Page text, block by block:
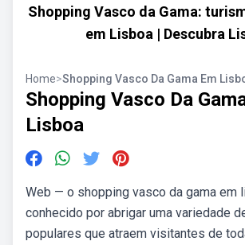
Shopping Vasco da Gama:
em Lisboa | Descubra
Home>Shopping Vasco Da Gama Em
Shopping Vasco Da
Lisboa
Web — o shopping vasco da gama em
conhecido por abrigar uma variedade
populares que atraem visitantes de